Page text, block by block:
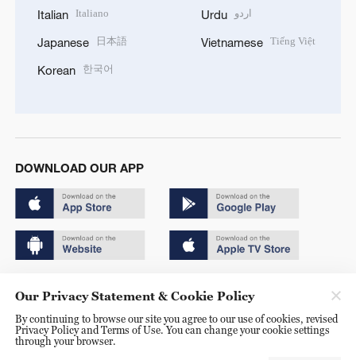
Italian Italiano
Japanese 日本語
Korean 한국어
Urdu اردو
Vietnamese Tiếng Việt
DOWNLOAD OUR APP
京ICP备20000184号
京公网安备 11010502050052号
Our Privacy Statement & Cookie Policy
By continuing to browse our site you agree to our use of cookies, revised
Privacy Policy and Terms of Use. You can change your cookie settings
through your browser.